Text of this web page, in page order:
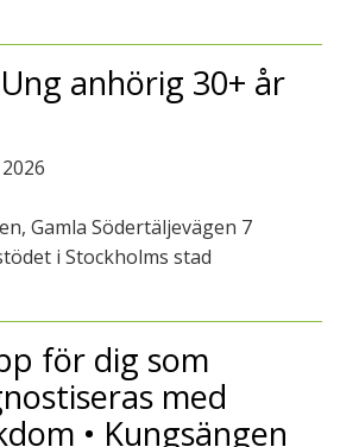
anhörig 30+ år
Gamla Södertäljevägen 7
i Stockholms stad
för dig som
med
• Kungsängen